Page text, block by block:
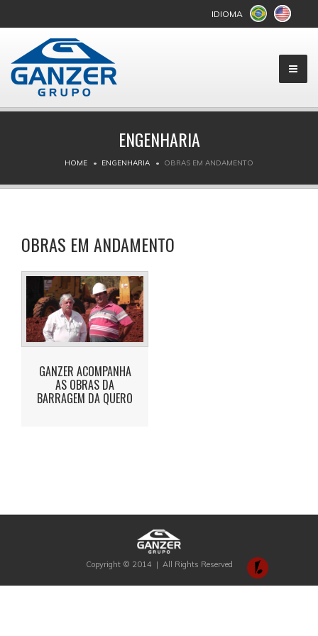
IDIOMA
ENGENHARIA
HOME ENGENHARIA OBRAS EM ANDAMENTO
OBRAS EM ANDAMENTO
GANZER ACOMPANHA
AS OBRAS DA
BARRAGEM DA QUERO
Copyright © 2014 | All Rights Reserved